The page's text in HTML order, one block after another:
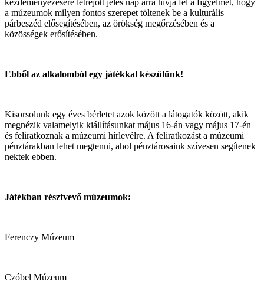
kezdeményezésére létrejött jeles nap arra hívja fel a figyelmet, hogy
a múzeumok milyen fontos szerepet töltenek be a kulturális
párbeszéd elősegítésében, az örökség megőrzésében és a
közösségek erősítésében.
Ebből az alkalomból egy játékkal készülünk!
Kisorsolunk egy éves bérletet azok között a látogatók között, akik
megnézik valamelyik kiállításunkat május 16-án vagy május 17-én
és feliratkoznak a múzeumi hírlevélre. A feliratkozást a múzeumi
pénztárakban lehet megtenni, ahol pénztárosaink szívesen segítenek
nektek ebben.
Játékban résztvevő múzeumok:
Ferenczy Múzeum
Czóbel Múzeum